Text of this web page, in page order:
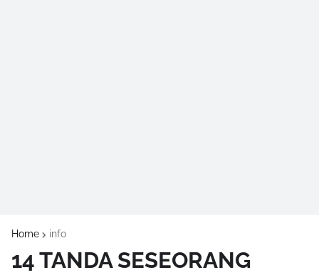
Home info
14 TANDA SESEORANG